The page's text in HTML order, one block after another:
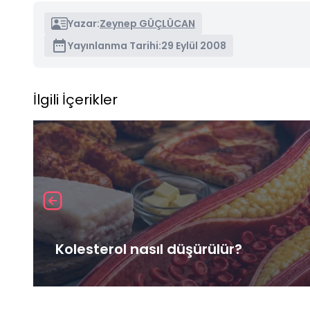
Yazar:Zeynep GÜÇLÜCAN
Yayınlanma Tarihi:29 Eylül 2008
İlgili İçerikler
Kolesterol nasıl düşürülür?